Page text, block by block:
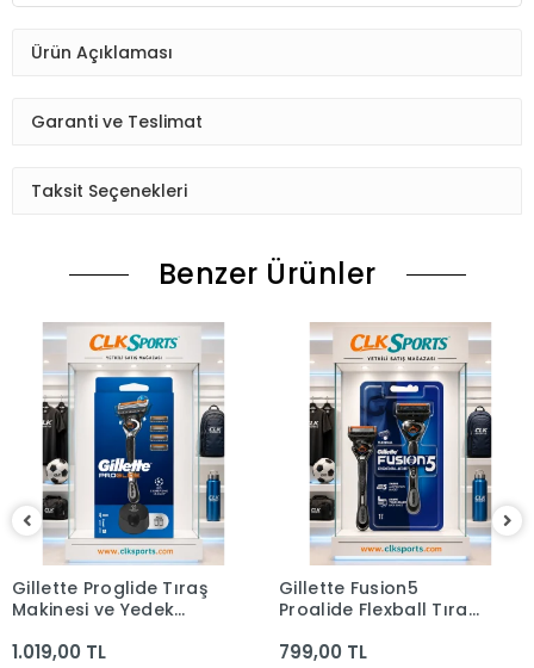
Ürün Açıklaması
Garanti ve Teslimat
Taksit Seçenekleri
Benzer Ürünler
Gillette Proglide Tıraş
Makinesi ve Yedek
Bıçağı Standı
1.019,00 TL
Gillette Fusion5
Proglide Flexball Tıraş
799,00 TL